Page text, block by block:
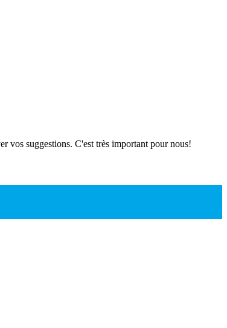
vos suggestions. C'est très important pour nous!